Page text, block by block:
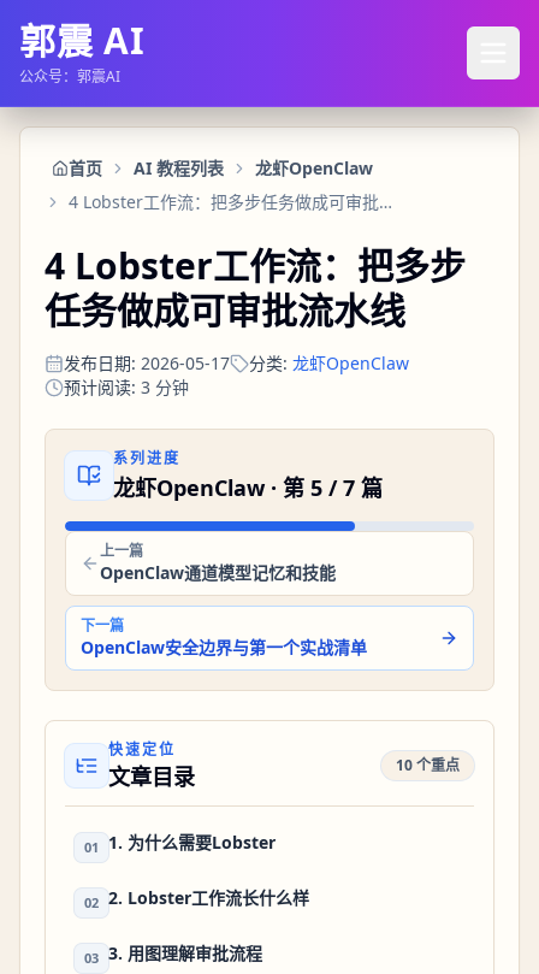
郭震 AI
公众号：郭震AI
首页 AI 教程列表
龙虾OpenClaw
4 Lobster工作流：把多步任务做成可审批流水线
4 Lobster工作流：把多步
任务做成可审批流水线
发布日期: 2026-05-17 分类: 龙虾OpenClaw
预计阅读: 3 分钟
系列进度
龙虾OpenClaw· 第 5 /7 篇
上一篇
OpenClaw通道模型记忆和技能
下一篇
OpenClaw安全边界与第一个实战清单
快速定位
文章目录 10 个重点
01 1. 为什么需要Lobster
02 2. Lobster工作流长什么样
03 3. 用图理解审批流程